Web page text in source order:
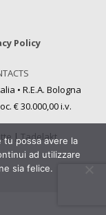
Policy
• R.E.A. Bologna
€ 30.000,00 i.v.
|Tadelakt
tu possa avere la
ad utilizzare
sia felice.